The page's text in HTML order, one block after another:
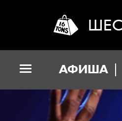
АФИША